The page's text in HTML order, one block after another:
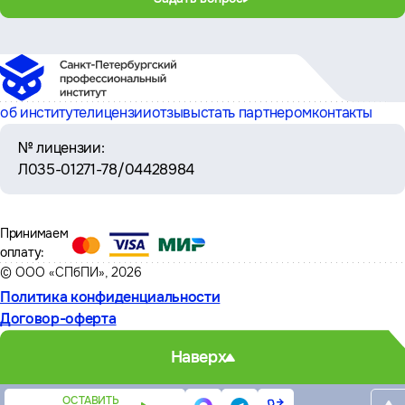
об институтелицензииотзывыстать партнеромконтакты
№ лицензии:
Л035-01271-78/04428984
© ООО «СПбПИ», 2026
Политика конфиденциальности
Договор-оферта
Принимаем
оплату:
Наверх
ОСТАВИТЬ